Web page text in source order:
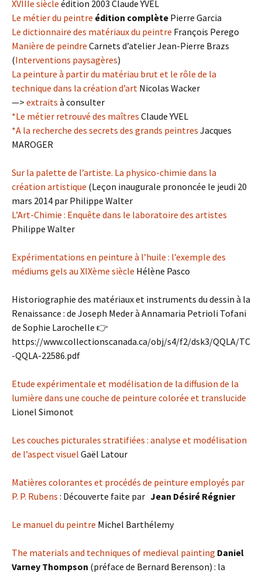
XVIIIe siècle édition 2003 Claude YVEL
Le métier du peintre édition complète Pierre Garcia
Le dictionnaire des matériaux du peintre François Perego
Manière de peindre Carnets d’atelier Jean-Pierre Brazs
(Interventions paysagères)
La peinture à partir du matériau brut et le rôle de la
technique dans la création d’art Nicolas Wacker
—> extraits à consulter
*Le métier retrouvé des maîtres Claude YVEL
*A la recherche des secrets des grands peintres Jacques
MAROGER
Sur la palette de l’artiste. La physico-chimie dans la
création artistique (Leçon inaugurale prononcée le jeudi 20
mars 2014 par Philippe Walter
L’Art-Chimie : Enquête dans le laboratoire des artistes
Philippe Walter
Expérimentations en peinture à l’huile : l’exemple des
médiums gels au XIXème siècle Hélène Pasco
Historiographie des matériaux et instruments du dessin à la
Renaissance : de Joseph Meder à Annamaria Petrioli Tofani
de Sophie Larochelle 👉
https://www.collectionscanada.ca/obj/s4/f2/dsk3/QQLA/TC
-QQLA-22586.pdf
Etude expérimentale et modélisation de la diffusion de la
lumière dans une couche de peinture colorée et translucide
Lionel Simonot
Les couches picturales stratifiées : analyse et modélisation
de l’aspect visuel Gaël Latour
Matières colorantes et procédés de peinture employés par
P. P. Rubens : Découverte faite par Jean Désiré Régnier
Le manuel du peintre Michel Barthélemy
The materials and techniques of medieval painting Daniel
Varney Thompson (préface de Bernard Berenson) : la